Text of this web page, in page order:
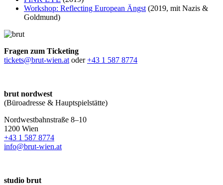
Workshop: Reflecting European Ängst (2019, mit Nazis &
Goldmund)
Fragen zum Ticketing
tickets@brut-wien.at oder+43 1 587 8774
brut nordwest
(Büroadresse & Hauptspielstätte)
Nordwestbahnstraße 8–10
1200 Wien
+43 1 587 8774
info@brut-wien.at
studio brut